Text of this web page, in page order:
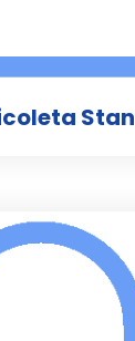
Stan